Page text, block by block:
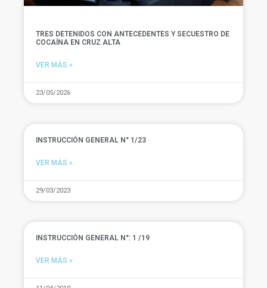
TRES DETENIDOS CON ANTECEDENTES Y SECUESTRO DE
COCAÍNA EN CRUZ ALTA
VER MÁS »
23/05/2026
INSTRUCCIÓN GENERAL N° 1/23
VER MÁS »
29/03/2023
INSTRUCCIÓN GENERAL N°: 1 /19
VER MÁS »